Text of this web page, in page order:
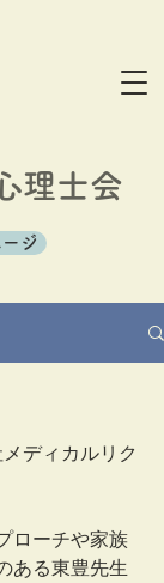
理士会
ジ
ディカルリク
ローチや家族
ある東豊先生